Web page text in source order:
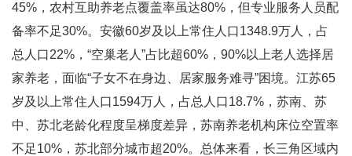
45%，农村互助养老点覆盖率虽达80%，但专业服务人员配
备率不足30%。安徽60岁及以上常住人口1348.9万人，占
总人口22%，“空巢老人”占比超60%，90%以上老人选择居
家养老，面临“子女不在身边、居家服务难寻”困境。江苏65
岁及以上常住人口1594万人，占总人口18.7%，苏南、苏
中、苏北老龄化程度呈梯度差异，苏南养老机构床位空置率
不足10%，苏北部分城市超20%。总体来看，长三角区域内